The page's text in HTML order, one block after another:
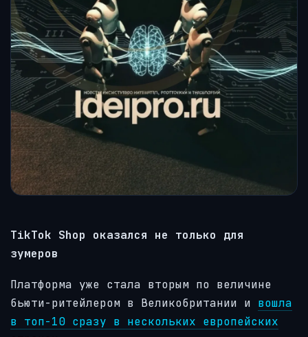
TikTok Shop оказался не только для
зумеров
Платформа уже стала вторым по величине
бьюти-ритейлером в Великобритании и вошла
в топ-10 сразу в нескольких европейских